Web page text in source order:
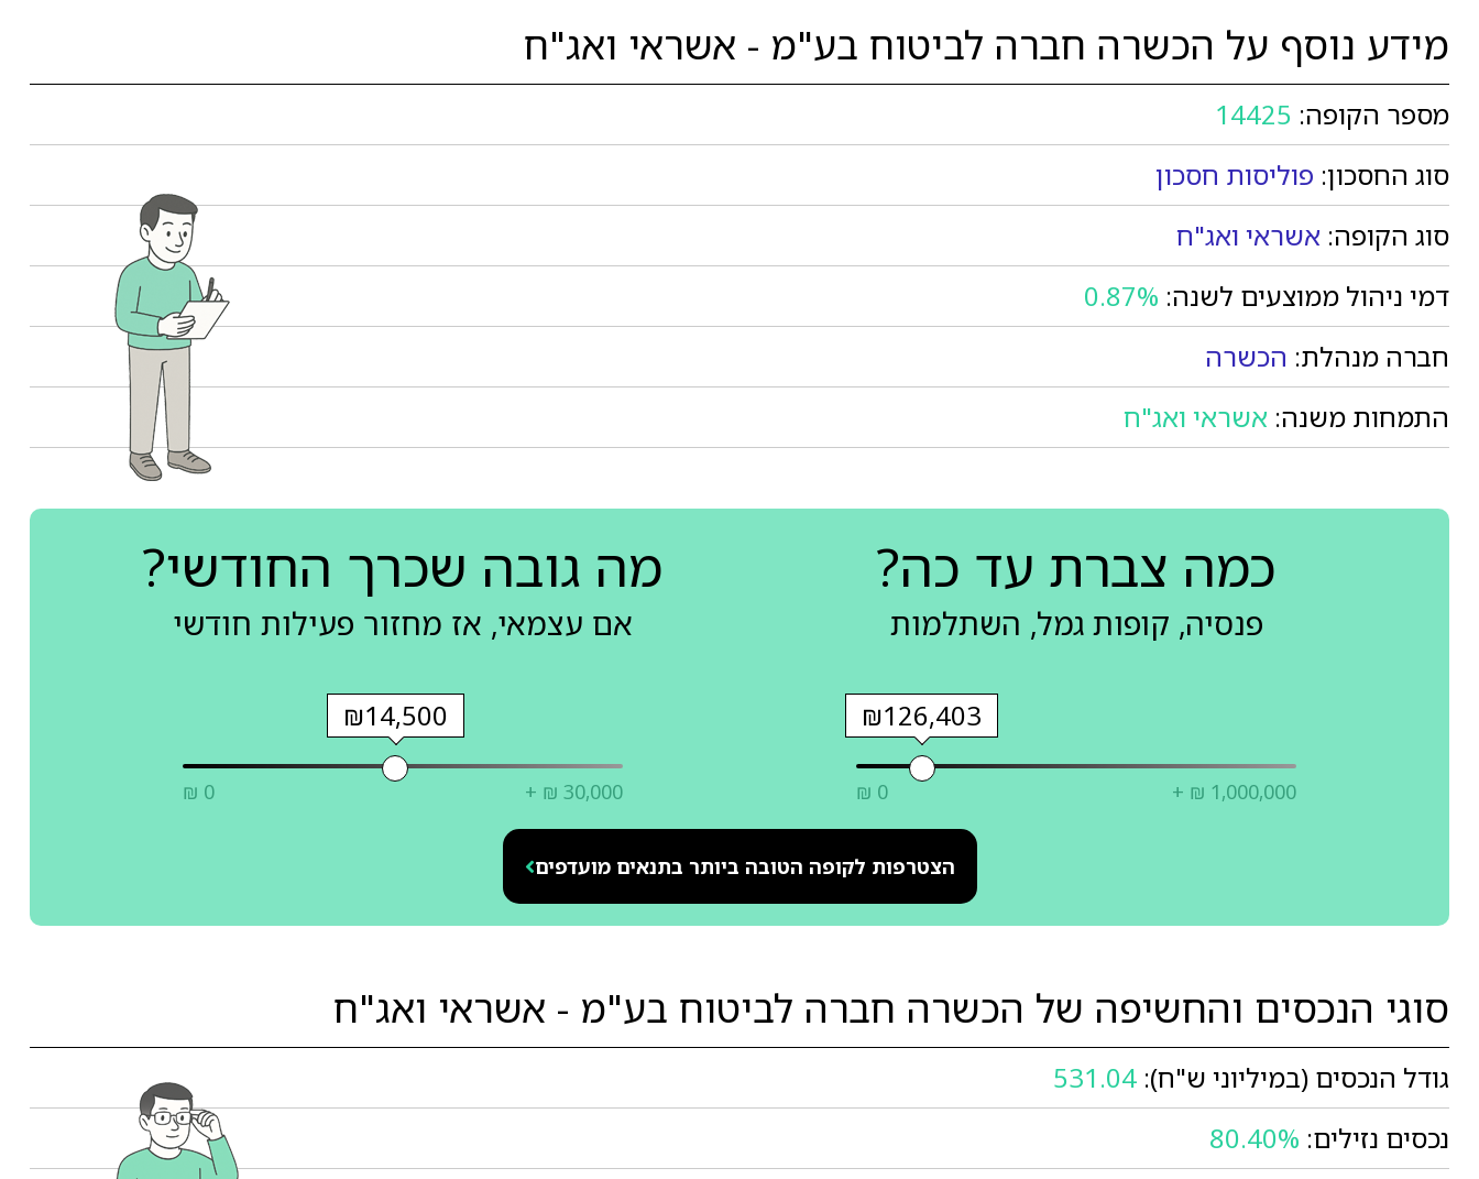
מידע נוסף על הכשרה חברה לביטוח בע"מ - אשראי ואג"ח
מספר הקופה: 14425
סוג החסכון: פוליסות חסכון
סוג הקופה: אשראי ואג"ח
דמי ניהול ממוצעים לשנה: 0.87%
חברה מנהלת: הכשרה
התמחות משנה: אשראי ואג"ח
כמה צברת עד כה?
פנסיה, קופות גמל, השתלמות
₪126,403
₪ 0 + ₪ 1,000,000
מה גובה שכרך החודשי?
אם עצמאי, אז מחזור פעילות חודשי
₪14,500
₪ 0 + ₪ 30,000
הצטרפות לקופה הטובה ביותר בתנאים מועדפים
סוגי הנכסים והחשיפה של הכשרה חברה לביטוח בע"מ - אשראי ואג"ח
גודל הנכסים (במיליוני ש"ח): 531.04
נכסים נזילים: 80.40%